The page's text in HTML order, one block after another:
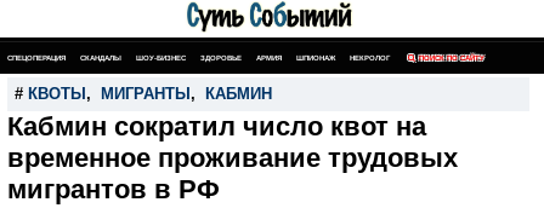
СПЕЦОПЕРАЦИЯ СКАНДАЛЫ ШОУ-БИЗНЕС ЗДОРОВЬЕ АРМИЯ ШПИОНАЖ НЕКРОЛОГ ПОИСК ПО САЙТУ
# КВОТЫ , МИГРАНТЫ , КАБМИН
Кабмин сократил число квот на
временное проживание трудовых
мигрантов в РФ